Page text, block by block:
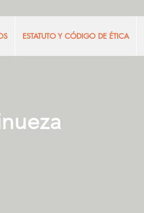
ESTATUTO Y CÓDIGO DE ÉTICA